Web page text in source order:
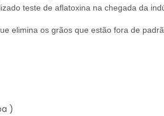
teste de aflatoxina na chegada da
elimina os grãos que estão fora de
)